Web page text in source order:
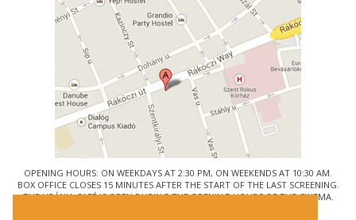
OPENING HOURS: ON WEEKDAYS AT 2:30 PM, ON WEEKENDS AT 10:30 AM.
BOX OFFICE CLOSES 15 MINUTES AFTER THE START OF THE LAST SCREENING.
THE URÁNIA CAFÉ IS OPEN DURING THE OPENING HOURS OF THE CINEMA.